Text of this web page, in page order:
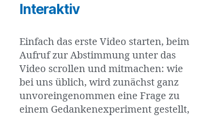
Interaktiv
Einfach das erste Video starten, beim
Aufruf zur Abstimmung unter das
Video scrollen und mitmachen: wie
bei uns üblich, wird zunächst ganz
unvoreingenommen eine Frage zu
einem Gedankenexperiment gestellt,